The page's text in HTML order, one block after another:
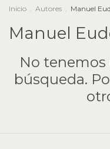
Inicio . Autores . Manuel
Manuel
No
búsqueda.